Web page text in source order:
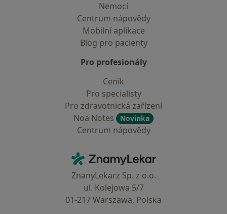
Nemoci
Centrum nápovědy
Mobilní aplikace
Blog pro pacienty
Pro profesionály
Ceník
Pro specialisty
Pro zdravotnická zařízení
Noa Notes
Novinka
Centrum nápovědy
ZnamyLekar - Hlavní stránka
ZnanyLekarz Sp. z o.o.
ul. Kolejowa 5/7
01-217 Warszawa, Polska